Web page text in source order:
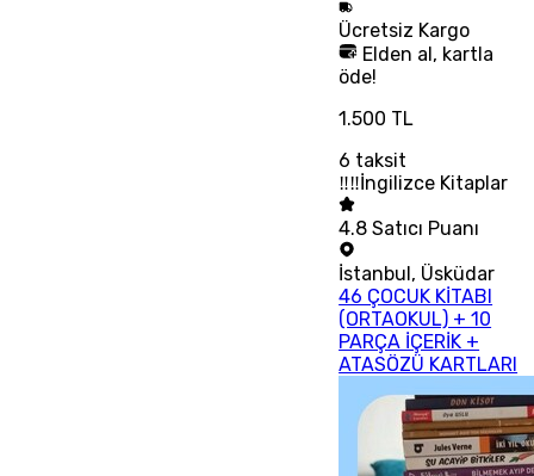
Ücretsiz Kargo
Elden al, kartla
öde!
1.500 TL
6 taksit
‼‼İngilizce Kitaplar
4.8 Satıcı Puanı
İstanbul, Üsküdar
46 ÇOCUK KİTABI
(ORTAOKUL) + 10
PARÇA İÇERİK +
ATASÖZÜ KARTLARI